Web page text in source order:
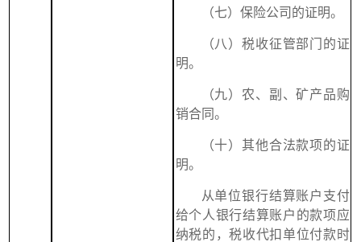
（七）保险公司的证明。
（八）税收征管部门的证
明。
（九）农、副、矿产品购
销合同。
（十）其他合法款项的证
明。
从单位银行结算账户支付
给个人银行结算账户的款项应
纳税的，税收代扣单位付款时